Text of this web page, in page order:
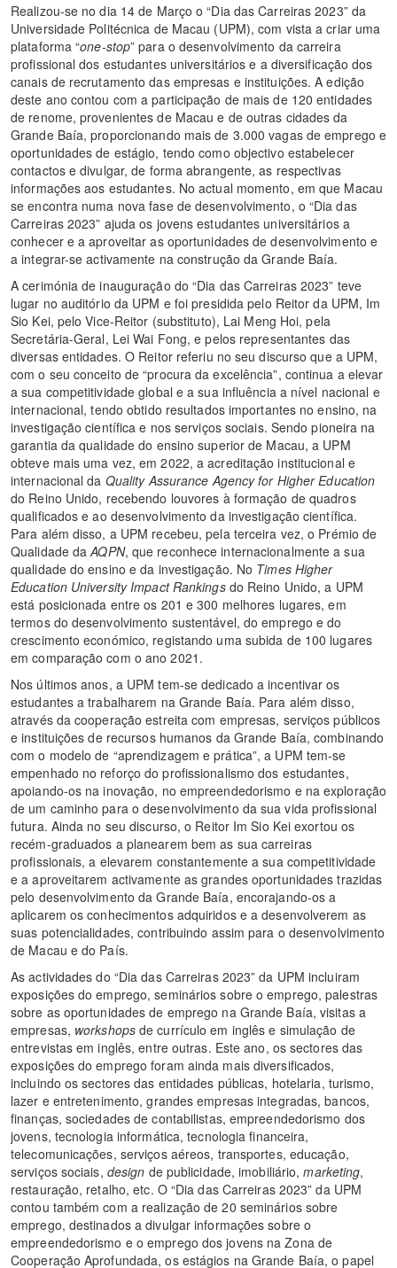
Realizou-se no dia 14 de Março o “Dia das Carreiras 2023” da
Universidade Politécnica de Macau (UPM), com vista a criar uma
plataforma “one-stop” para o desenvolvimento da carreira
profissional dos estudantes universitários e a diversificação dos
canais de recrutamento das empresas e instituições. A edição
deste ano contou com a participação de mais de 120 entidades
de renome, provenientes de Macau e de outras cidades da
Grande Baía, proporcionando mais de 3.000 vagas de emprego e
oportunidades de estágio, tendo como objectivo estabelecer
contactos e divulgar, de forma abrangente, as respectivas
informações aos estudantes. No actual momento, em que Macau
se encontra numa nova fase de desenvolvimento, o “Dia das
Carreiras 2023” ajuda os jovens estudantes universitários a
conhecer e a aproveitar as oportunidades de desenvolvimento e
a integrar-se activamente na construção da Grande Baía.
A cerimónia de inauguração do “Dia das Carreiras 2023” teve
lugar no auditório da UPM e foi presidida pelo Reitor da UPM, Im
Sio Kei, pelo Vice-Reitor (substituto), Lai Meng Hoi, pela
Secretária-Geral, Lei Wai Fong, e pelos representantes das
diversas entidades. O Reitor referiu no seu discurso que a UPM,
com o seu conceito de “procura da excelência”, continua a elevar
a sua competitividade global e a sua influência a nível nacional e
internacional, tendo obtido resultados importantes no ensino, na
investigação científica e nos serviços sociais. Sendo pioneira na
garantia da qualidade do ensino superior de Macau, a UPM
obteve mais uma vez, em 2022, a acreditação institucional e
internacional da Quality Assurance Agency for Higher Education
do Reino Unido, recebendo louvores à formação de quadros
qualificados e ao desenvolvimento da investigação científica.
Para além disso, a UPM recebeu, pela terceira vez, o Prémio de
Qualidade daAQPN, que reconhece internacionalmente a sua
qualidade do ensino e da investigação. No Times Higher
Education University Impact Rankingsdo Reino Unido, a UPM
está posicionada entre os 201 e 300 melhores lugares, em
termos do desenvolvimento sustentável, do emprego e do
crescimento económico, registando uma subida de 100 lugares
em comparação com o ano 2021.
Nos últimos anos, a UPM tem-se dedicado a incentivar os
estudantes a trabalharem na Grande Baía. Para além disso,
através da cooperação estreita com empresas, serviços públicos
e instituições de recursos humanos da Grande Baía, combinando
com o modelo de “aprendizagem e prática”, a UPM tem-se
empenhado no reforço do profissionalismo dos estudantes,
apoiando-os na inovação, no empreendedorismo e na exploração
de um caminho para o desenvolvimento da sua vida profissional
futura. Ainda no seu discurso, o Reitor Im Sio Kei exortou os
recém-graduados a planearem bem as sua carreiras
profissionais, a elevarem constantemente a sua competitividade
e a aproveitarem activamente as grandes oportunidades trazidas
pelo desenvolvimento da Grande Baía, encorajando-os a
aplicarem os conhecimentos adquiridos e a desenvolverem as
suas potencialidades, contribuindo assim para o desenvolvimento
de Macau e do País.
As actividades do “Dia das Carreiras 2023” da UPM incluiram
exposições do emprego, seminários sobre o emprego, palestras
sobre as oportunidades de emprego na Grande Baía, visitas a
empresas, workshops de currículo em inglês e simulação de
entrevistas em inglês, entre outras. Este ano, os sectores das
exposições do emprego foram ainda mais diversificados,
incluindo os sectores das entidades públicas, hotelaria, turismo,
lazer e entretenimento, grandes empresas integradas, bancos,
finanças, sociedades de contabilistas, empreendedorismo dos
jovens, tecnologia informática, tecnologia financeira,
telecomunicações, serviços aéreos, transportes, educação,
serviços sociais, design de publicidade, imobiliário,marketing,
restauração, retalho, etc. O “Dia das Carreiras 2023” da UPM
contou também com a realização de 20 seminários sobre
emprego, destinados a divulgar informações sobre o
empreendedorismo e o emprego dos jovens na Zona de
Cooperação Aprofundada, os estágios na Grande Baía, o papel